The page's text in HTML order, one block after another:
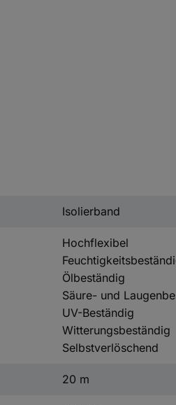
Isolierband
Hochflexibel
Ölbeständig
Säure- und
UV-Beständig
Witterungsbeständig
Selbstverlöschend
20 m